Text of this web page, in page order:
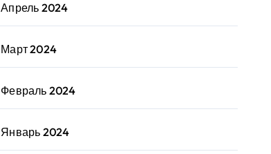
Апрель 2024
Март 2024
Февраль 2024
Январь 2024